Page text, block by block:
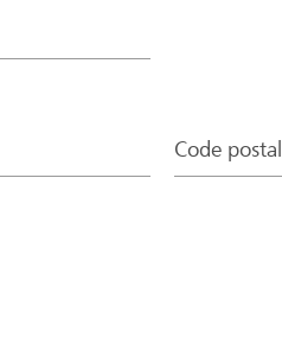
Code postal